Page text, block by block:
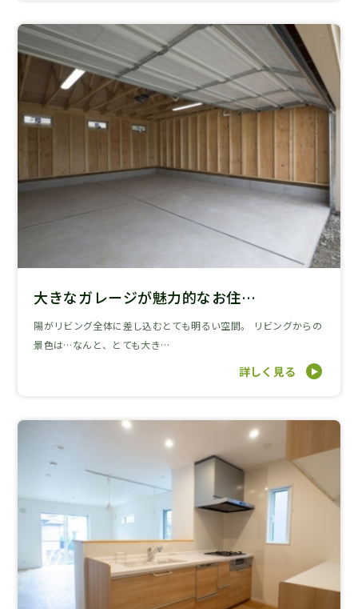
大きなガレージが魅力的なお住…
陽がリビング全体に差し込むとても明るい空間。 リビングからの
景色は…なんと、とても大き…
詳しく見る